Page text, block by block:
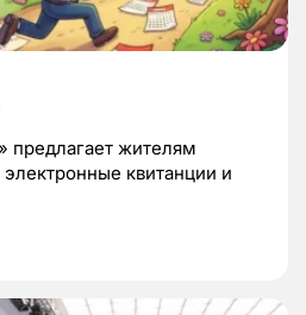
предлагает жителям
квитанции и